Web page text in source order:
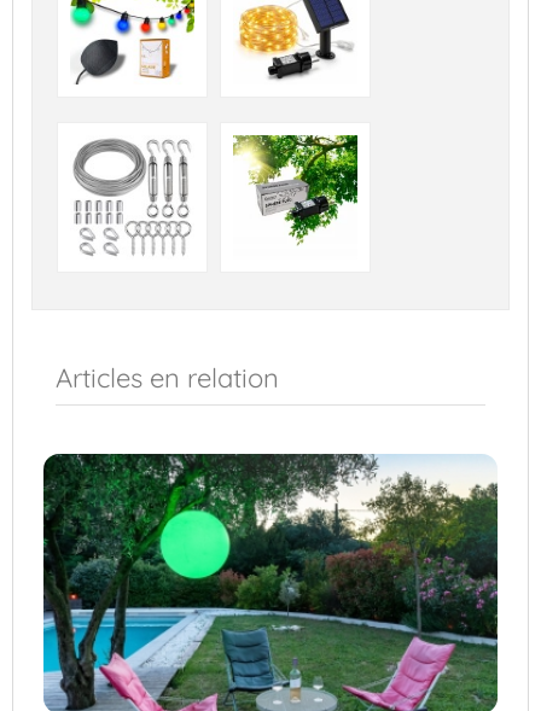
Articles en relation